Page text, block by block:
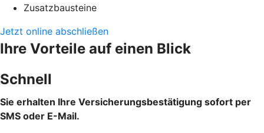
Zusatzbausteine
Jetzt online abschließen
Ihre Vorteile auf einen Blick
Schnell
Sie erhalten Ihre Versicherungsbestätigung sofort per
SMS oder E-Mail.